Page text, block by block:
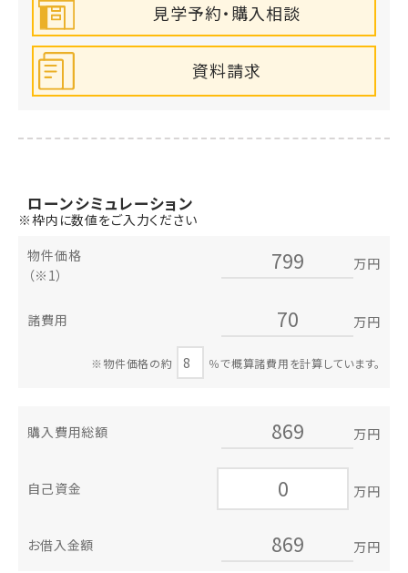
見学予約・購入相談
資料請求
ローンシミュレーション
※枠内に数値をご入力ください
物件価格
（※1）
万円
諸費用 万円
※物件価格の約 ％で概算諸費用を計算しています。
購入費用総額 万円
自己資金 万円
お借入金額 万円